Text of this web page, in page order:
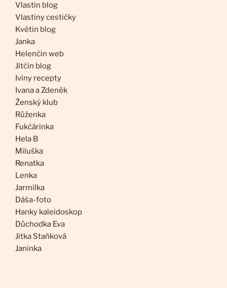
Vlastin blog
Vlastiny cestičky
Květin blog
Janka
Helenčin web
Jitčin blog
Iviny recepty
Ivana a Zdeněk
Ženský klub
Růženka
Fukčárinka
Hela B
Miluška
Renatka
Lenka
Jarmilka
Dáša-foto
Hanky kaleidoskop
Důchodka Eva
Jitka Staňková
Janinka